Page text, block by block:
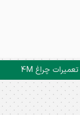
تعمیرات چراغ 4M